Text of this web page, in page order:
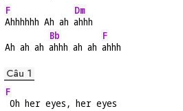
F
Ahhhhhh Ah ah
Dm
ahhh
Ah ah ah
Bb
ahhh ah ah
F
ahhh
Câu 1
F
Oh her eyes, her eyes